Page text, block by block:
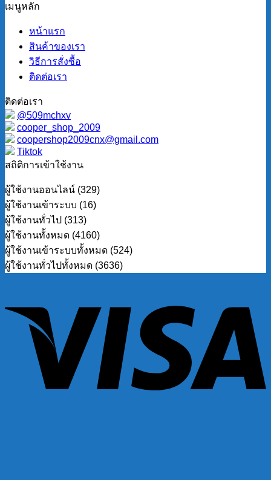
เมนูหลัก
หน้าแรก
สินค้าของเรา
วิธีการสั่งซื้อ
ติดต่อเรา
ติดต่อเรา
@509mchxv
cooper_shop_2009
coopershop2009cnx@gmail.com
Tiktok
สถิติการเข้าใช้งาน
ผู้ใช้งานออนไลน์ (329)
ผู้ใช้งานเข้าระบบ (16)
ผู้ใช้งานทั่วไป (313)
ผู้ใช้งานทั้งหมด (4160)
ผู้ใช้งานเข้าระบบทั้งหมด (524)
ผู้ใช้งานทั่วไปทั้งหมด (3636)